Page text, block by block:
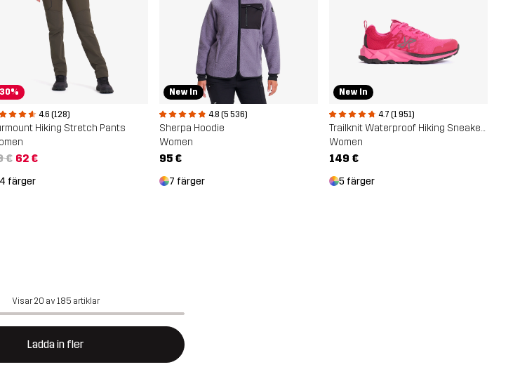
30%
4.6 (128)
Hiking Stretch Pants
€ 62 €
4 färger
New In
4.8 (5 536)
Sherpa Hoodie
Women
95 €
7 färger
New In
4.7 (1 951)
Trailknit Waterproof Hiking Sneakers
Women
149 €
5 färger
Visar 20 av 185 artiklar
Ladda in fler